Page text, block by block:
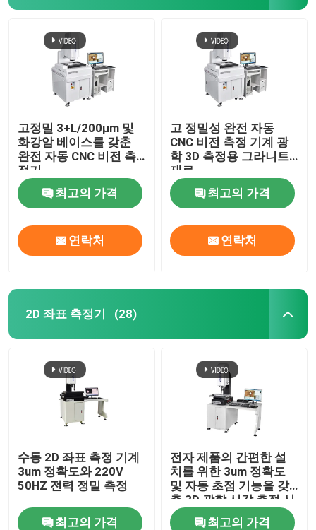
고정밀 3+L/200μm 및
화강암 베이스를 갖춘
완전 자동 CNC 비전 측
정기
최고의 가격
연락처
고 정밀성 완전 자동
CNC 비전 측정 기계 광
학 3D 측정용 그라니트
재료
최고의 가격
연락처
2D 좌표 측정기 (28)
수동 2D 좌표 측정 기계
3um 정확도와 220V
50HZ 전력 정밀 측정
최고의 가격
전자 제품의 간편한 설
치를 위한 3um 정확도
및 자동 초점 기능을 갖
춘 3D 광학 시각 측정 시
스템
최고의 가격